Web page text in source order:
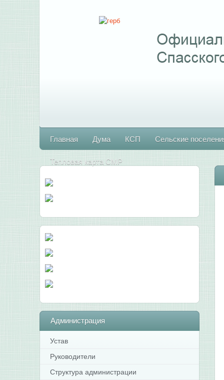
Главная Дума КСП Сельские
Тепловая карта СМР
Администрация
Устав
Руководители
Структура администрации